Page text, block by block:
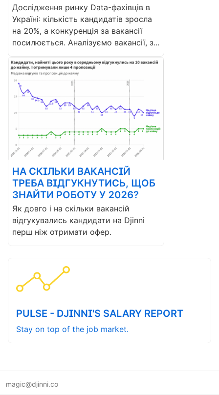
Дослідження ринку Data-фахівців в
Україні: кількість кандидатів зросла
на 20%, а конкуренція за вакансії
посилюється. Аналізуємо вакансії, з...
НА СКІЛЬКИ ВАКАНСІЙ
ТРЕБА ВІДГУКНУТИСЬ, ЩОБ
ЗНАЙТИ РОБОТУ У 2026?
Як довго і на скільки вакансій
відгукувались кандидати на Djinni
перш ніж отримати офер.
PULSE - DJINNI'S SALARY REPORT
Stay on top of the job market.
magic@djinni.co